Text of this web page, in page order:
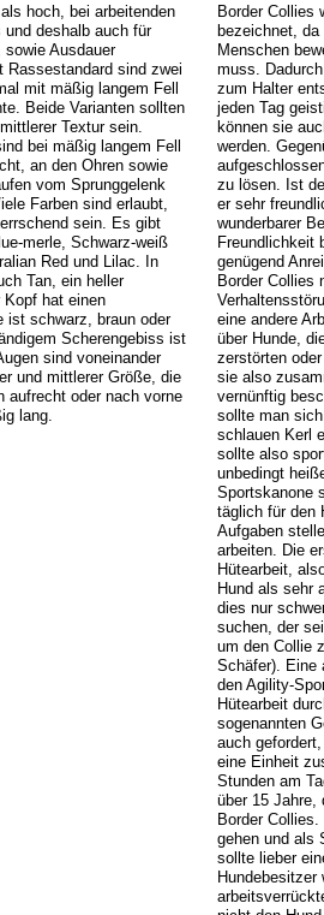
hoch, bei arbeitenden
deshalb auch für
Ausdauer
Rassestandard sind zwei
mit mäßig langem Fell
Beide Varianten sollten
Textur sein.
bei mäßig langem Fell
an den Ohren sowie
vom Sprunggelenk
Farben sind erlaubt,
sein. Es gibt
merle, Schwarz-weiß
Red und Lilac. In
Tan, ein heller
Kopf hat einen
ist schwarz, braun oder
Scherengebiss ist
sind voneinander
und mittlerer Größe, die
aufrecht oder nach vorne
lang.
Border Collies
bezeichnet,
Menschen
muss.
zum Halter
jeden Tag
können sie
werden.
zu lösen. Ist
er sehr
wunderbarer
Freundlichkeit
genügend
Border Collies
eine andere
über Hunde,
zerstörten
sie also
vernünftig
sollte man
schlauen Kerl
sollte also
unbedingt
Sportskanone
täglich für den
Aufgaben
arbeiten. Die
Hütearbeit,
Hund als sehr
dies nur
suchen, der
um den Collie
Schäfer). Eine
den Agility-
Hütearbeit
sogenannten
auch
eine Einheit
Stunden am
über 15 Jahre,
Border
gehen und als
sollte lieber
Hundebesitzer